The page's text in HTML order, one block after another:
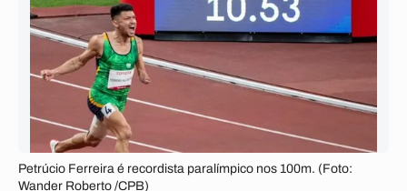
Petrúcio Ferreira é recordista paralímpico nos 100m. (Foto:
Wander Roberto /CPB)